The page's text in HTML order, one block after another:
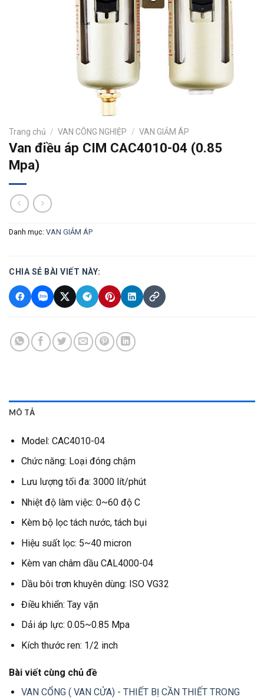
Trang chủ / VAN CÔNG NGHIỆP / VAN GIẢM ÁP
Van điều áp CIM CAC4010-04 (0.85
Mpa)
Danh mục: VAN GIẢM ÁP
CHIA SẺ BÀI VIẾT NÀY:
MÔ TẢ
Model: CAC4010-04
Chức năng: Loại đóng chậm
Lưu lượng tối đa: 3000 lít/phút
Nhiệt độ làm việc: 0~60 độ C
Kèm bộ lọc tách nước, tách bụi
Hiệu suất lọc: 5~40 micron
Kèm van châm dầu CAL4000-04
Dầu bôi trơn khuyên dùng: ISO VG32
Điều khiển: Tay vặn
Dải áp lực: 0.05~0.85 Mpa
Kích thước ren: 1/2 inch
Bài viết cùng chủ đề
VAN CỔNG ( VAN CỬA) - THIẾT BỊ CẦN THIẾT TRONG